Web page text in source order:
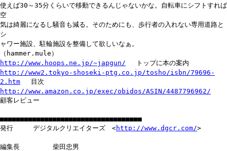
使えば30～35分くらいで移動できるんじゃないかな。自転車にシフトすれば
空
気は綺麗になるし騒音も減る。そのためにも、歩行者の入れない専用道路と
シ
ャワー施設、駐輪施設を整備して欲しいなぁ。
（hammer.mule）
http://www.hoops.ne.jp/~japgun/ トップに本の案内
http://www2.tokyo-shoseki-ptg.co.jp/tosho/isbn/79696-
2.htm 目次
http://www.amazon.co.jp/exec/obidos/ASIN/4487796962/
顧客レビュー
■■■■■■■■■■■■■■■■■■■■■■■■■■■■■■■■■■■
発行 デジタルクリエイターズ <http://www.dgcr.com/>
編集長 柴田忠男